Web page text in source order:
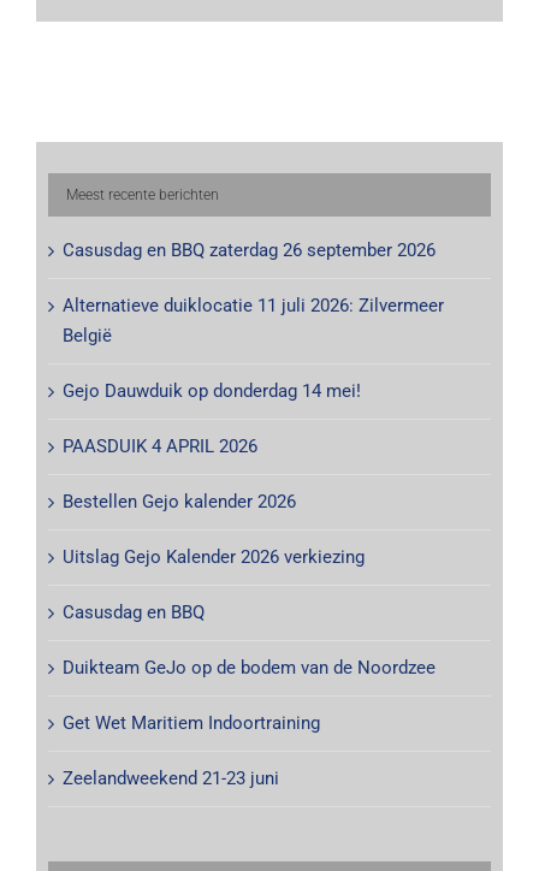
Meest recente berichten
Casusdag en BBQ zaterdag 26 september 2026
Alternatieve duiklocatie 11 juli 2026: Zilvermeer
België
Gejo Dauwduik op donderdag 14 mei!
PAASDUIK 4 APRIL 2026
Bestellen Gejo kalender 2026
Uitslag Gejo Kalender 2026 verkiezing
Casusdag en BBQ
Duikteam GeJo op de bodem van de Noordzee
Get Wet Maritiem Indoortraining
Zeelandweekend 21-23 juni